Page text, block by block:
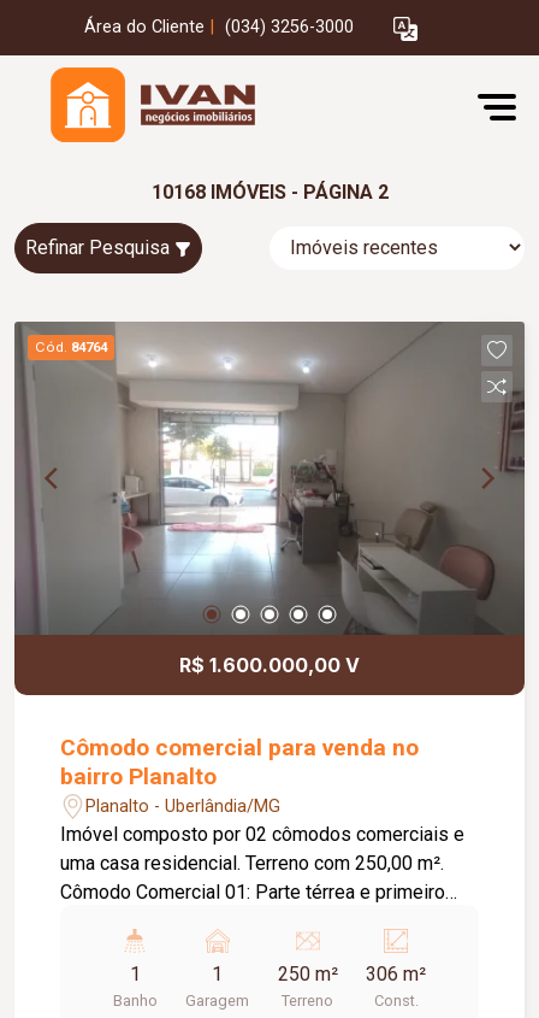
Área do Cliente (034) 3256-3000
10168 IMÓVEIS - PÁGINA 2
Refinar Pesquisa
Cód. 84764
R$ 1.600.000,00 V
Cômodo comercial para venda no
bairro Planalto
Planalto - Uberlândia/MG
Imóvel composto por 02 cômodos comerciais e
uma casa residencial. Terreno com 250,00 m².
Cômodo Comercial 01: Parte térrea e primeiro
Aproximadamente 68,00 m² de construção;
Cômodo Comercial 02: Parte térrea e primeiro
piso; Porta de aço; Banheiro; Piso em cerâmica;
1
Banho
1
Garagem
250 m²
Terreno
306 m²
Const.